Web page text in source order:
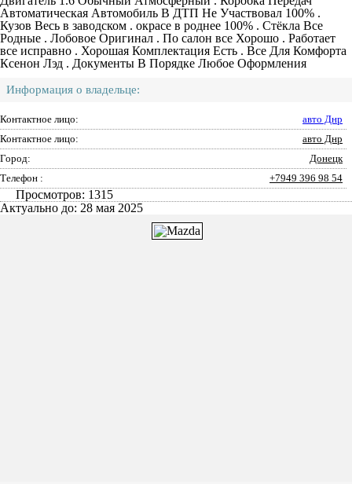
Автоматическая Автомобиль В ДТП Не Участвовал 100% .
Кузов Весь в заводском . окрасе в роднее 100% . Стёкла Все
Родные . Лобовое Оригинал . По салон все Хорошо . Работает
все исправно . Хорошая Комплектация Есть . Все Для Комфорта
Ксенон Лэд . Документы В Порядке Любое Оформления
Информация о владельце:
Контактное лицо:
авто Днр
Контактное лицо:
авто Днр
Город:
Донецк
Телефон :
+7949 396 98 54
Просмотров: 1315
Актуально до: 28 мая 2025